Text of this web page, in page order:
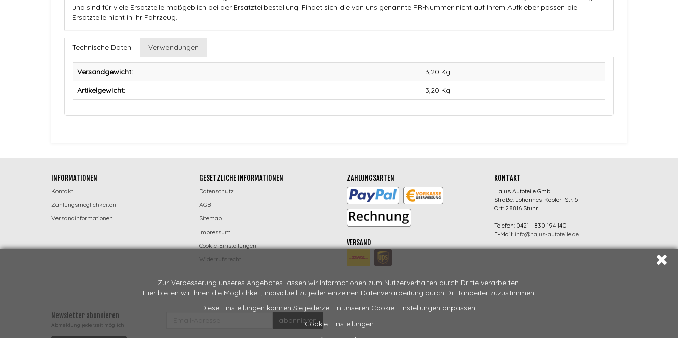
Zur Verbesserung unseres Angebotes lassen wir Informationen zum Nutzerverhalten durch Dritte verarbeiten.
Hier bieten wir Ihnen die Möglichkeit, individuell zu jeder einzelnen Datenverarbeitung durch Drittanbeiter zuzustimmen.
Diese Einstellungen können Sie jederzeit in unseren Cookie-Einstellungen anpassen.
Cookie-Einstellungen
und sind für viele Ersatzteile maßgeblich bei der Ersatzteilbestellung. Findet sich die von uns genannte PR-Nummer nicht auf Ihrem Aufkleber passen die
Ersatzteile nicht in Ihr Fahrzeug.
Technische Daten Verwendungen
Versandgewicht: 3,20 Kg
Artikelgewicht: 3,20 Kg
INFORMATIONEN
Kontakt
Zahlungsmöglichkeiten
Versandinformationen
GESETZLICHE INFORMATIONEN
Datenschutz
AGB
Sitemap
Impressum
Cookie-Einstellungen
Widerrufsrecht
ZAHLUNGSARTEN
VERSAND
KONTAKT
Hajus Autoteile GmbH
Straße: Johannes-Kepler-Str. 5
Ort: 28816 Stuhr
Telefon: 0421 - 830 194 140
E-Mail: info@hajus-autoteile.de
Newsletter abonnieren
Abmeldung jederzeit möglich
abonnieren